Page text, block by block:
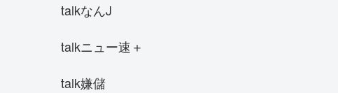
talkなんJ
talkニュー速＋
talk嫌儲